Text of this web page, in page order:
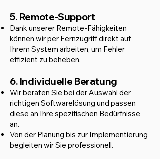
5. Remote-Support
Dank unserer Remote-Fähigkeiten
können wir per Fernzugriff direkt auf
Ihrem System arbeiten, um Fehler
effizient zu beheben.
6. Individuelle Beratung
Wir beraten Sie bei der Auswahl der
richtigen Softwarelösung und passen
diese an Ihre spezifischen Bedürfnisse
an.
Von der Planung bis zur Implementierung
begleiten wir Sie professionell.